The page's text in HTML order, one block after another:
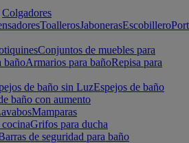
Colgadores
ToallerosJabonerasEscobillero
Conjuntos de muebles para
bañoArmarios para bañoRepisa para
de baño sin LuzEspejos de baño
baño con aumento
Mamparas
Grifos para ducha
de seguridad para baño